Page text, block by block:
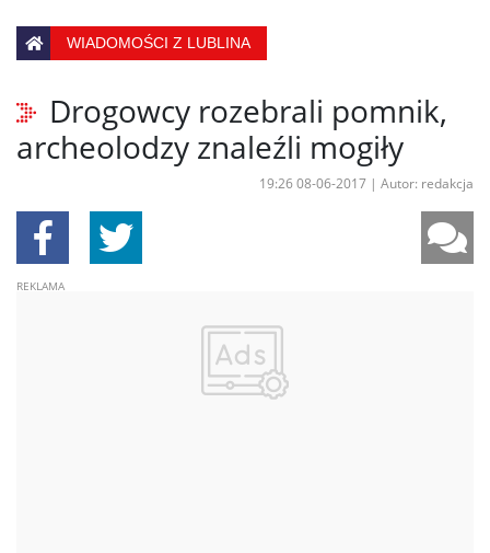
WIADOMOŚCI Z LUBLINA
Drogowcy rozebrali pomnik,
archeolodzy znaleźli mogiły
19:26 08-06-2017 | Autor: redakcja